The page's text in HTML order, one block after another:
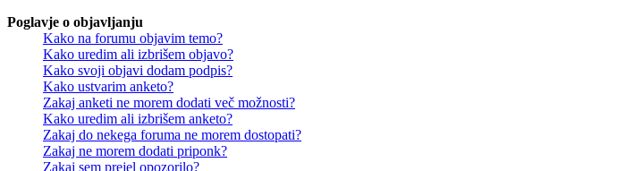
Poglavje o objavljanju
Kako na forumu objavim temo?
Kako uredim ali izbrišem objavo?
Kako svoji objavi dodam podpis?
Kako ustvarim anketo?
Zakaj anketi ne morem dodati več možnosti?
Kako uredim ali izbrišem anketo?
Zakaj do nekega foruma ne morem dostopati?
Zakaj ne morem dodati priponk?
Zakaj sem prejel opozorilo?